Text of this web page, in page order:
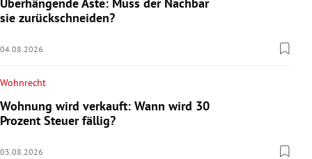
sie zurückschneiden?
04.08.2026
Wohnrecht
Wohnung wird verkauft: Wann wird 30
Prozent Steuer fällig?
03.08.2026